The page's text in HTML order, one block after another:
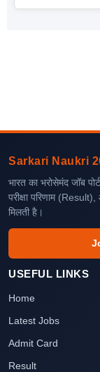
Sarkari Naukri
भारत का भरोसेमंद जॉब
परीक्षा परिणाम
मिलती है।
USEFUL LINKS
Home
Latest Jobs
Admit Card
Result